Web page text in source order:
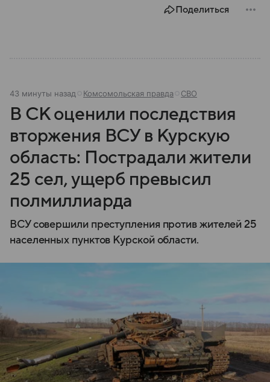
Поделиться
43 минуты назад Комсомольская правда СВО
В СК оценили последствия
вторжения ВСУ в Курскую
область: Пострадали жители
25 сел, ущерб превысил
полмиллиарда
ВСУ совершили преступления против жителей 25
населенных пунктов Курской области.